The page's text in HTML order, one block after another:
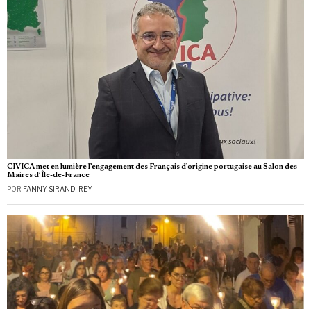
CIVICA met en lumière l’engagement des Français d’origine portugaise au Salon des
Maires d’Île-de-France
POR FANNY SIRAND-REY